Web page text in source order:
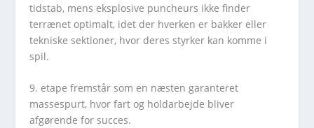
tidstab, mens eksplosive puncheurs ikke finder
terrænet optimalt, idet der hverken er bakker eller
tekniske sektioner, hvor deres styrker kan komme i
spil.
9. etape fremstår som en næsten garanteret
massespurt, hvor fart og holdarbejde bliver
afgørende for succes.